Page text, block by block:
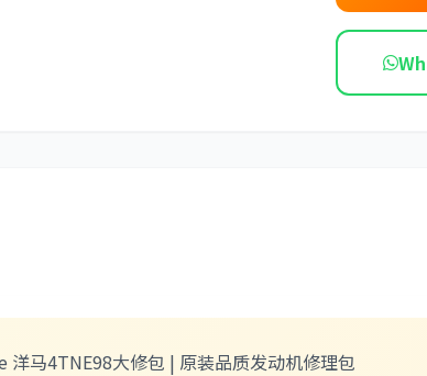
依维
洋马4TNE98大修包 | 原装品质发动机修理包